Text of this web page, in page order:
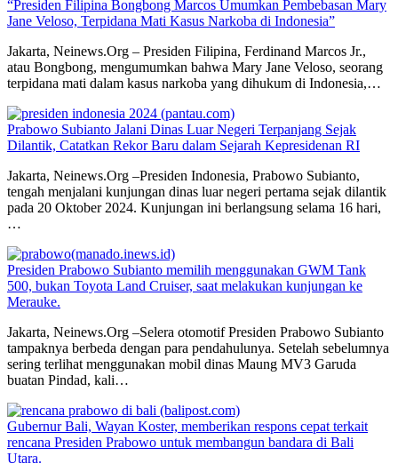
“Presiden Filipina Bongbong Marcos Umumkan Pembebasan Mary
Jane Veloso, Terpidana Mati Kasus Narkoba di Indonesia”
Jakarta, Neinews.Org – Presiden Filipina, Ferdinand Marcos Jr.,
atau Bongbong, mengumumkan bahwa Mary Jane Veloso, seorang
terpidana mati dalam kasus narkoba yang dihukum di Indonesia,…
Prabowo Subianto Jalani Dinas Luar Negeri Terpanjang Sejak
Dilantik, Catatkan Rekor Baru dalam Sejarah Kepresidenan RI
Jakarta, Neinews.Org –Presiden Indonesia, Prabowo Subianto,
tengah menjalani kunjungan dinas luar negeri pertama sejak dilantik
pada 20 Oktober 2024. Kunjungan ini berlangsung selama 16 hari,
…
Presiden Prabowo Subianto memilih menggunakan GWM Tank
500, bukan Toyota Land Cruiser, saat melakukan kunjungan ke
Merauke.
Jakarta, Neinews.Org –Selera otomotif Presiden Prabowo Subianto
tampaknya berbeda dengan para pendahulunya. Setelah sebelumnya
sering terlihat menggunakan mobil dinas Maung MV3 Garuda
buatan Pindad, kali…
Gubernur Bali, Wayan Koster, memberikan respons cepat terkait
rencana Presiden Prabowo untuk membangun bandara di Bali
Utara.